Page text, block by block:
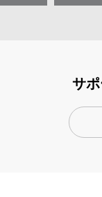
サ